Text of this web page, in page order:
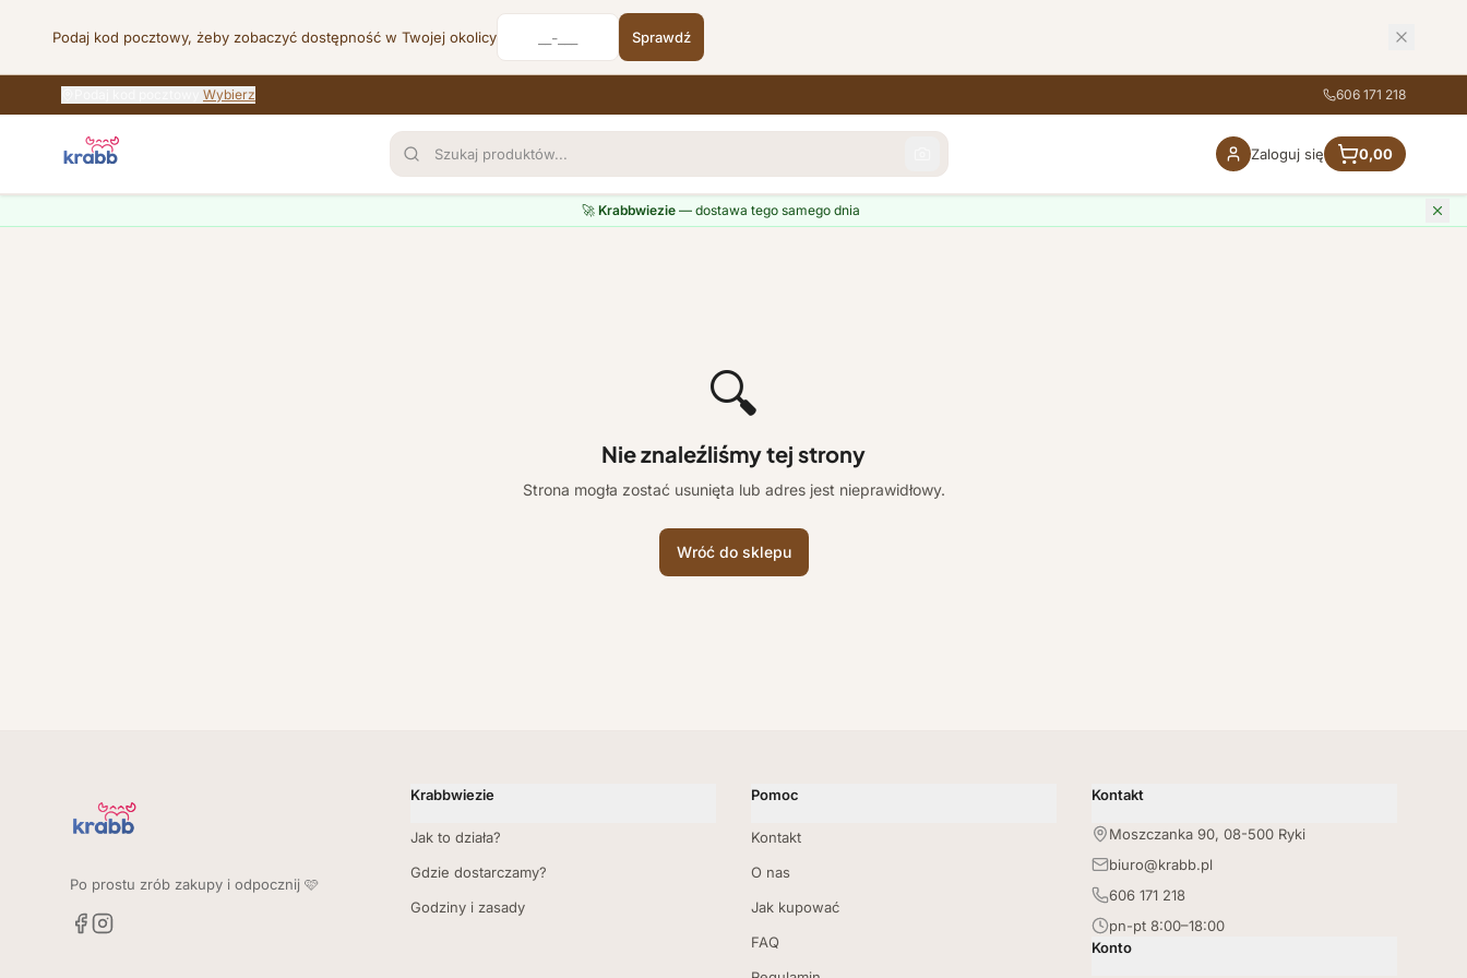
Podaj kod pocztowy, żeby zobaczyć dostępność w Twojej okolicy Sprawdź
Wybierz 606 171 218
Zaloguj się 0,00
🚀 Krabbwiezie— dostawa tego samego dnia
🔍
Nie znaleźliśmy tej strony
Strona mogła zostać usunięta lub adres jest nieprawidłowy.
Wróć do sklepu
Po prostu zrób zakupy i odpocznij 🩷
Krabbwiezie
Jak to działa?
Gdzie dostarczamy?
Godziny i zasady
Pomoc
Kontakt
O nas
Jak kupować
FAQ
Kontakt
Moszczanka 90, 08-500 Ryki
biuro@krabb.pl
606 171 218
pn-pt 8:00–18:00
Konto